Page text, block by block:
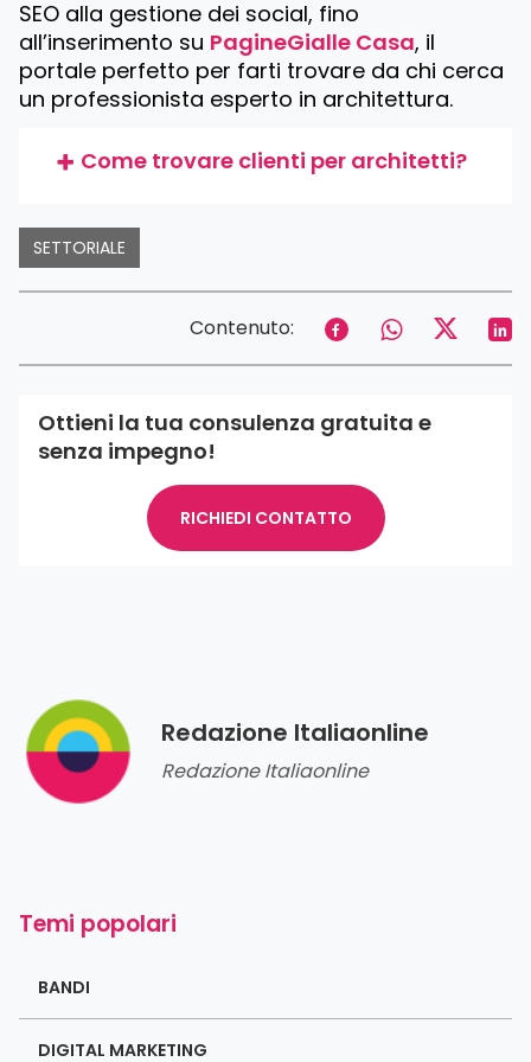
SEO alla gestione dei social, fino
all’inserimento su PagineGialle Casa, il
portale perfetto per farti trovare da chi cerca
un professionista esperto in architettura.
Come trovare clienti per architetti?
SETTORIALE
Contenuto:
Ottieni la tua consulenza gratuita e
senza impegno!
RICHIEDI CONTATTO
Redazione Italiaonline
Redazione Italiaonline
Temi popolari
BANDI
DIGITAL MARKETING